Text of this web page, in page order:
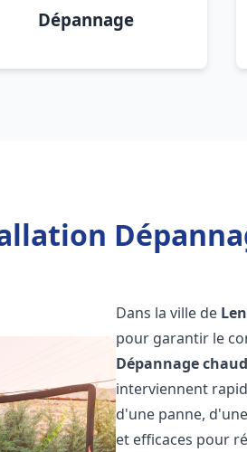
Dépannage
Dans la ville de
pour garantir le
Dépannage
interviennent
d'une panne,
et efficaces pour